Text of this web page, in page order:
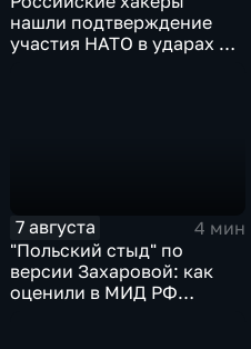
нашли подтверждение
участия НАТО в ударах по
7 августа
4 мин
"Польский стыд" по
версии Захаровой: как
оценили в МИД РФ